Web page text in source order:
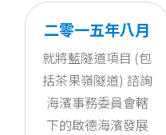
二零一五年八月
就將藍隧道項目 (包
括茶果嶺隧道) 諮詢
海濱事務委員會轄
下的啟德海濱發展